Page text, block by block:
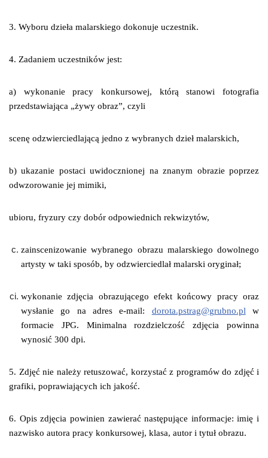
3. Wyboru dzieła malarskiego dokonuje uczestnik.
4. Zadaniem uczestników jest:
a) wykonanie pracy konkursowej, którą stanowi fotografia
przedstawiająca „żywy obraz”, czyli
scenę odzwierciedlającą jedno z wybranych dzieł malarskich,
b) ukazanie postaci uwidocznionej na znanym obrazie poprzez
odwzorowanie jej mimiki,
ubioru, fryzury czy dobór odpowiednich rekwizytów,
zainscenizowanie wybranego obrazu malarskiego dowolnego
artysty w taki sposób, by odzwierciedlał malarski oryginał;
wykonanie zdjęcia obrazującego efekt końcowy pracy oraz
wysłanie go na adres e-mail: dorota.pstrag@grubno.pl w
formacie JPG. Minimalna rozdzielczość zdjęcia powinna
wynosić 300 dpi.
5. Zdjęć nie należy retuszować, korzystać z programów do zdjęć i
grafiki, poprawiających ich jakość.
6. Opis zdjęcia powinien zawierać następujące informacje: imię i
nazwisko autora pracy konkursowej, klasa, autor i tytuł obrazu.